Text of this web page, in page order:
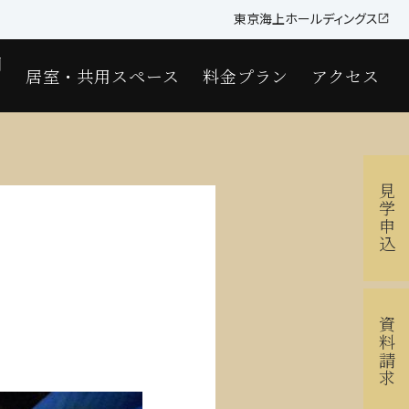
東京海上ホールディングス
居室・共用スペース 料金プラン アクセス
見学申込
資料請求